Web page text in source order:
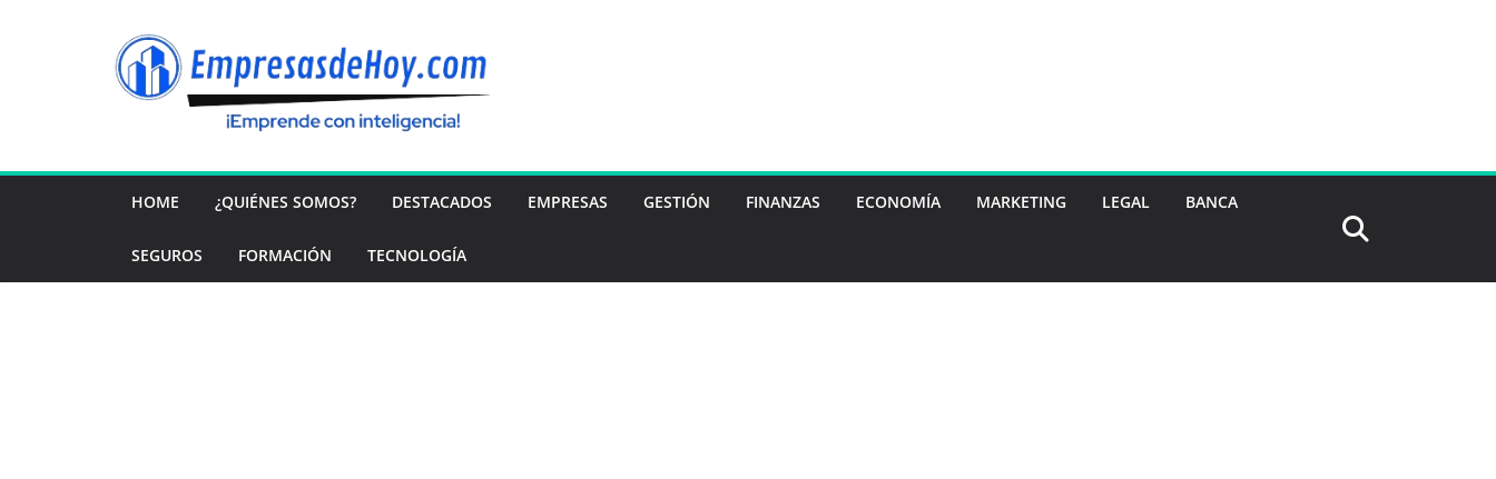
HOME ¿QUIÉNES SOMOS? DESTACADOS EMPRESAS GESTIÓN FINANZAS ECONOMÍA MARKETING LEGAL BANCA
SEGUROS FORMACIÓN TECNOLOGÍA